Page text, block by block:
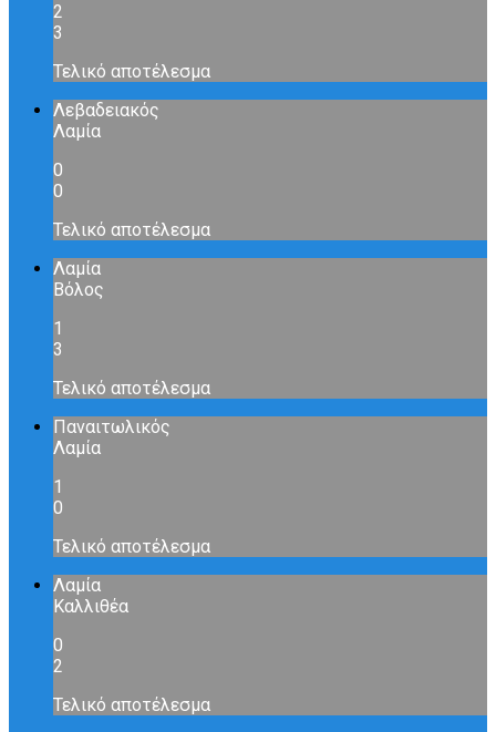
2
3
Τελικό αποτέλεσμα
Λεβαδειακός
Λαμία
0
0
Τελικό αποτέλεσμα
Λαμία
Βόλος
1
3
Τελικό αποτέλεσμα
Παναιτωλικός
Λαμία
1
0
Τελικό αποτέλεσμα
Λαμία
Καλλιθέα
0
2
Τελικό αποτέλεσμα